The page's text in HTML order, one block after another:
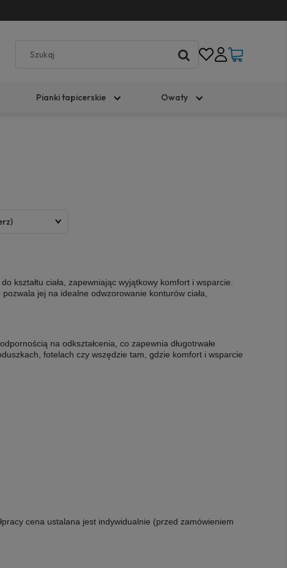
Pianki tapicerskie Owaty
kształtu ciała, zapewniając wyjątkowy komfort i wsparcie.
jej na idealne odwzorowanie konturów ciała,
na odkształcenia, co zapewnia długotrwałe
fotelach czy wszędzie tam, gdzie komfort i wsparcie
cena ustalana jest indywidualnie (przed zamówieniem